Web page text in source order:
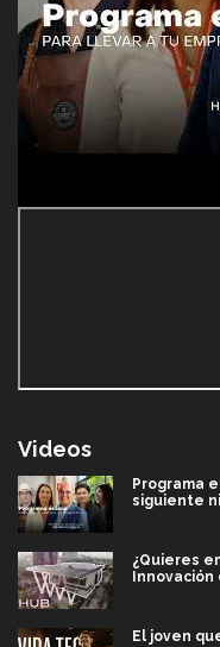
Videos
Programa
siguiente
¿Quieres
El joven